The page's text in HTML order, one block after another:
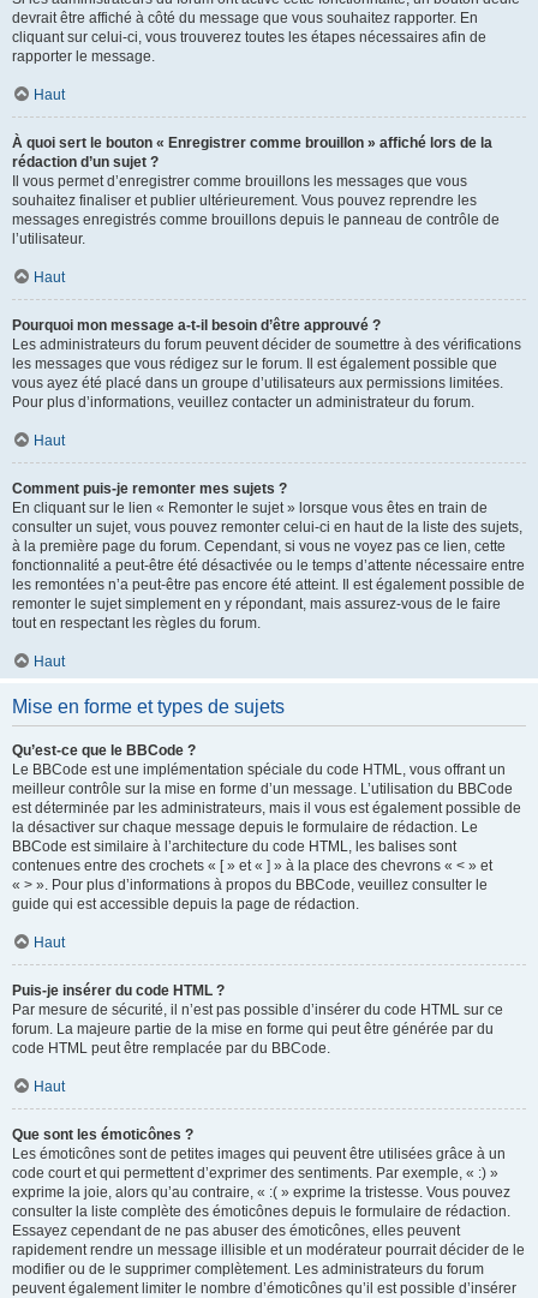
devrait être affiché à côté du message que vous souhaitez rapporter. En
cliquant sur celui-ci, vous trouverez toutes les étapes nécessaires afin de
rapporter le message.
Haut
À quoi sert le bouton « Enregistrer comme brouillon » affiché lors de la
rédaction d’un sujet ?
Il vous permet d’enregistrer comme brouillons les messages que vous
souhaitez finaliser et publier ultérieurement. Vous pouvez reprendre les
messages enregistrés comme brouillons depuis le panneau de contrôle de
l’utilisateur.
Haut
Pourquoi mon message a-t-il besoin d’être approuvé ?
Les administrateurs du forum peuvent décider de soumettre à des vérifications
les messages que vous rédigez sur le forum. Il est également possible que
vous ayez été placé dans un groupe d’utilisateurs aux permissions limitées.
Pour plus d’informations, veuillez contacter un administrateur du forum.
Haut
Comment puis-je remonter mes sujets ?
En cliquant sur le lien « Remonter le sujet » lorsque vous êtes en train de
consulter un sujet, vous pouvez remonter celui-ci en haut de la liste des sujets,
à la première page du forum. Cependant, si vous ne voyez pas ce lien, cette
fonctionnalité a peut-être été désactivée ou le temps d’attente nécessaire entre
les remontées n’a peut-être pas encore été atteint. Il est également possible de
remonter le sujet simplement en y répondant, mais assurez-vous de le faire
tout en respectant les règles du forum.
Haut
Mise en forme et types de sujets
Qu’est-ce que le BBCode ?
Le BBCode est une implémentation spéciale du code HTML, vous offrant un
meilleur contrôle sur la mise en forme d’un message. L’utilisation du BBCode
est déterminée par les administrateurs, mais il vous est également possible de
la désactiver sur chaque message depuis le formulaire de rédaction. Le
BBCode est similaire à l’architecture du code HTML, les balises sont
contenues entre des crochets « [ » et « ] » à la place des chevrons « < » et
« > ». Pour plus d’informations à propos du BBCode, veuillez consulter le
guide qui est accessible depuis la page de rédaction.
Haut
Puis-je insérer du code HTML ?
Par mesure de sécurité, il n’est pas possible d’insérer du code HTML sur ce
forum. La majeure partie de la mise en forme qui peut être générée par du
code HTML peut être remplacée par du BBCode.
Haut
Que sont les émoticônes ?
Les émoticônes sont de petites images qui peuvent être utilisées grâce à un
code court et qui permettent d’exprimer des sentiments. Par exemple, « :) »
exprime la joie, alors qu’au contraire, « :( » exprime la tristesse. Vous pouvez
consulter la liste complète des émoticônes depuis le formulaire de rédaction.
Essayez cependant de ne pas abuser des émoticônes, elles peuvent
rapidement rendre un message illisible et un modérateur pourrait décider de le
modifier ou de le supprimer complètement. Les administrateurs du forum
peuvent également limiter le nombre d’émoticônes qu’il est possible d’insérer